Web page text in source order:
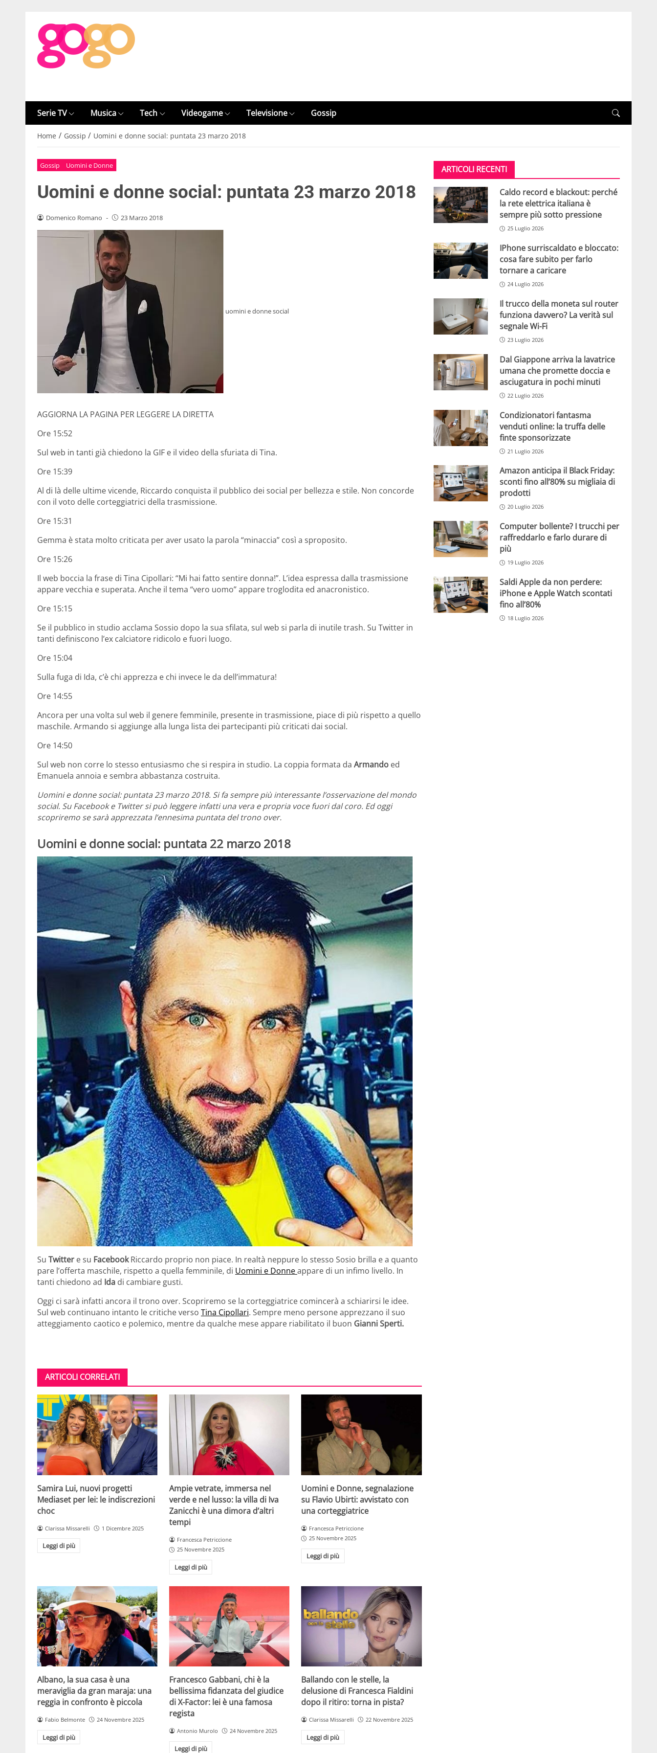
Serie TV Musica Tech Videogame Televisione Gossip
Home / Gossip / Uomini e donne social: puntata 23 marzo 2018
Gossip Uomini e Donne
Uomini e donne social: puntata 23 marzo 2018
Domenico Romano - 23 Marzo 2018
uomini e donne social
AGGIORNA LA PAGINA PER LEGGERE LA DIRETTA
Ore 15:52
Sul web in tanti già chiedono la GIF e il video della sfuriata di Tina.
Ore 15:39
Al di là delle ultime vicende, Riccardo conquista il pubblico dei social per bellezza e stile. Non concorde
con il voto delle corteggiatrici della trasmissione.
Ore 15:31
Gemma è stata molto criticata per aver usato la parola “minaccia” così a sproposito.
Ore 15:26
Il web boccia la frase di Tina Cipollari: “Mi hai fatto sentire donna!”. L’idea espressa dalla trasmissione
appare vecchia e superata. Anche il tema “vero uomo” appare troglodita ed anacronistico.
Ore 15:15
Se il pubblico in studio acclama Sossio dopo la sua sfilata, sul web si parla di inutile trash. Su Twitter in
tanti definiscono l’ex calciatore ridicolo e fuori luogo.
Ore 15:04
Sulla fuga di Ida, c’è chi apprezza e chi invece le da dell’immatura!
Ore 14:55
Ancora per una volta sul web il genere femminile, presente in trasmissione, piace di più rispetto a quello
maschile. Armando si aggiunge alla lunga lista dei partecipanti più criticati dai social.
Ore 14:50
Sul web non corre lo stesso entusiasmo che si respira in studio. La coppia formata da Armando ed
Emanuela annoia e sembra abbastanza costruita.
Uomini e donne social: puntata 23 marzo 2018. Si fa sempre più interessante l’osservazione del mondo
social. Su Facebook e Twitter si può leggere infatti una vera e propria voce fuori dal coro. Ed oggi
scopriremo se sarà apprezzata l’ennesima puntata del trono over.
Uomini e donne social: puntata 22 marzo 2018
Su Twitter e su FacebookRiccardo proprio non piace. In realtà neppure lo stesso Sosio brilla e a quanto
pare l’offerta maschile, rispetto a quella femminile, di Uomini e Donneappare di un infimo livello. In
tanti chiedono ad Ida di cambiare gusti.
Oggi ci sarà infatti ancora il trono over. Scopriremo se la corteggiatrice comincerà a schiarirsi le idee.
Sul web continuano intanto le critiche verso Tina Cipollari. Sempre meno persone apprezzano il suo
atteggiamento caotico e polemico, mentre da qualche mese appare riabilitato il buon Gianni Sperti.
ARTICOLI CORRELATI
Samira Lui, nuovi progetti
Mediaset per lei: le indiscrezioni
choc
Clarissa Missarelli 1 Dicembre 2025
Leggi di più
Ampie vetrate, immersa nel
verde e nel lusso: la villa di Iva
Zanicchi è una dimora d’altri
tempi
Francesca Petriccione
25 Novembre 2025
Leggi di più
Uomini e Donne, segnalazione
su Flavio Ubirti: avvistato con
una corteggiatrice
Francesca Petriccione
25 Novembre 2025
Leggi di più
Albano, la sua casa è una
meraviglia da gran maraja: una
reggia in confronto è piccola
Fabio Belmonte 24 Novembre 2025
Leggi di più
Francesco Gabbani, chi è la
bellissima fidanzata del giudice
di X-Factor: lei è una famosa
regista
Antonio Murolo 24 Novembre 2025
Leggi di più
Ballando con le stelle, la
delusione di Francesca Fialdini
dopo il ritiro: torna in pista?
Clarissa Missarelli 22 Novembre 2025
Leggi di più
ARTICOLI RECENTI
Caldo record e blackout: perché
la rete elettrica italiana è
sempre più sotto pressione
25 Luglio 2026
IPhone surriscaldato e bloccato:
cosa fare subito per farlo
tornare a caricare
24 Luglio 2026
Il trucco della moneta sul router
funziona davvero? La verità sul
segnale Wi-Fi
23 Luglio 2026
Dal Giappone arriva la lavatrice
umana che promette doccia e
asciugatura in pochi minuti
22 Luglio 2026
Condizionatori fantasma
venduti online: la truffa delle
finte sponsorizzate
21 Luglio 2026
Amazon anticipa il Black Friday:
sconti fino all’80% su migliaia di
prodotti
20 Luglio 2026
Computer bollente? I trucchi per
raffreddarlo e farlo durare di
più
19 Luglio 2026
Saldi Apple da non perdere:
iPhone e Apple Watch scontati
fino all’80%
18 Luglio 2026